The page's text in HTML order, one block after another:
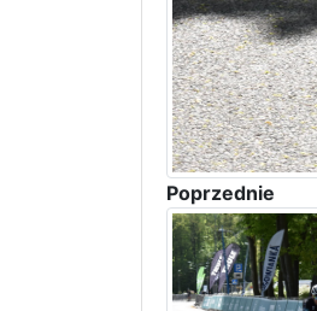
Poprzednie